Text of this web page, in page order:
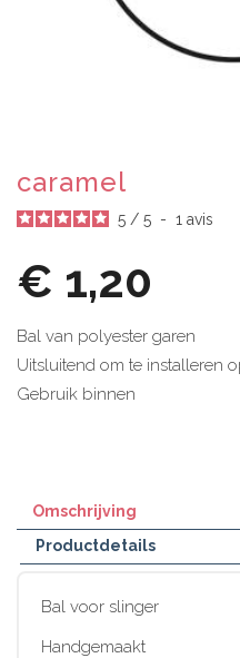
caramel
5 / 5 - 1 avis
€ 1,20
Bal van polyester garen
Uitsluitend om te installeren
Gebruik binnen
Omschrijving
Productdetails
Bal voor slinger
Handgemaakt